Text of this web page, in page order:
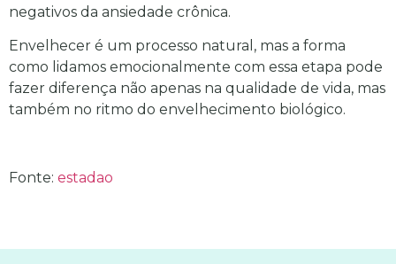
negativos da ansiedade crônica.
Envelhecer é um processo natural, mas a forma
como lidamos emocionalmente com essa etapa pode
fazer diferença não apenas na qualidade de vida, mas
também no ritmo do envelhecimento biológico.
Fonte: estadao